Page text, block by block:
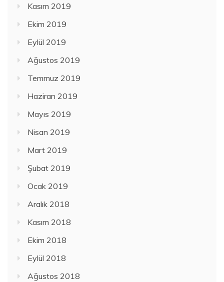
Kasım 2019
Ekim 2019
Eylül 2019
Ağustos 2019
Temmuz 2019
Haziran 2019
Mayıs 2019
Nisan 2019
Mart 2019
Şubat 2019
Ocak 2019
Aralık 2018
Kasım 2018
Ekim 2018
Eylül 2018
Ağustos 2018